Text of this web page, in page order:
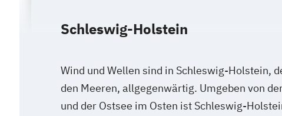
Schleswig-Holstein
Wind und Wellen sind in Schleswig-Holstein,
den Meeren, allgegenwärtig. Umgeben von
und der Ostsee im Osten ist Schleswig-